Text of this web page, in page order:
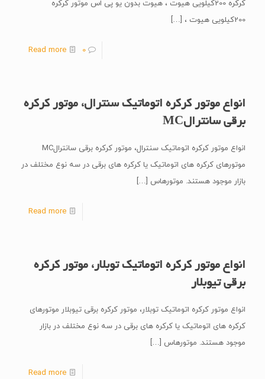
کرکره 200کیلویی هیوت ، هیوت بدون یو پی اس موتور کرکره
200کیلویی هیوت ،
[…]
0
Read more
انواع موتور کرکره اتوماتیک سنترال، موتور کرکره
برقی سانترالMC
انواع موتور کرکره اتوماتیک سنترال، موتور کرکره برقی سانترالMC
موتورهای کرکره های اتوماتیک یا کرکره های برقی در سه نوع مختلف در
بازار موجود هستند. موتورهاس […]
Read more
انواع موتور کرکره اتوماتیک توبلار، موتور کرکره
برقی تیوبلار
انواع موتور کرکره اتوماتیک توبلار، موتور کرکره برقی تیوبلار موتورهای
کرکره های اتوماتیک یا کرکره های برقی در سه نوع مختلف در بازار
موجود هستند. موتورهاس […]
Read more